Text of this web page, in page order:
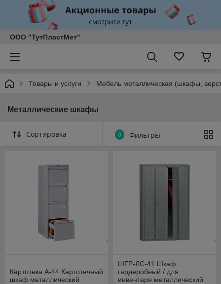
ООО "ТутПластМет"
Товары и услуги Мебель металлическая (шкафы,
Металлические шкафы
Сортировка 0 Фильтры
Картотека A-44 Картотечный
шкаф металлический
ШГР-ЛС-41 Шкаф
гардеробный / для
инвентаря металлический